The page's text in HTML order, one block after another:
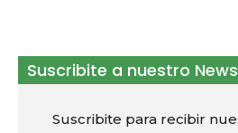
Suscribite a nuestro
Suscribite para recibir